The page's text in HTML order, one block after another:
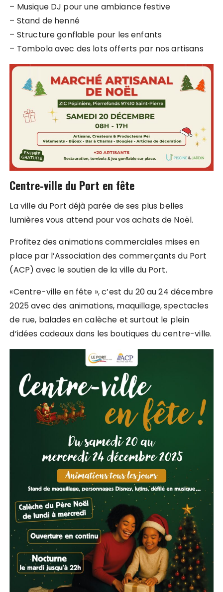
– Musique DJ pour une ambiance festive
– Stand de henné
– Structure gonflable pour les enfants
– Tombola avec des lots offerts par nos artisans
Centre-ville du Port en fête
La ville du Port déjà parée de ses plus belles
lumières vous attend pour vos achats de Noël.
Profitez des animations commerciales mises en
place par l’Association des commerçants du Port
(ACP) avec le soutien de la ville du Port.
«Centre-ville en fête », c’est du 20 au 24 décembre
2025 avec des animations, maquillage, spectacles
de rue, balades en calèche et surtout le plein
d’idées cadeaux dans les boutiques du centre-ville.